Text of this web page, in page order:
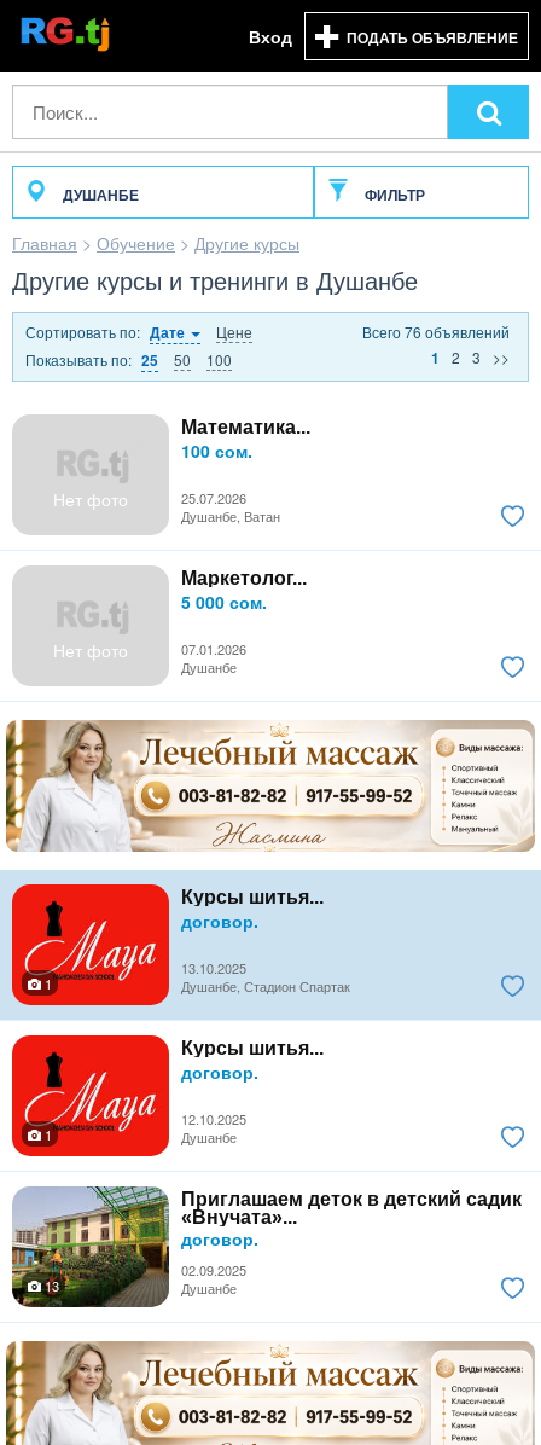
Вход ПОДАТЬ ОБЪЯВЛЕНИЕ
ДУШАНБЕ ФИЛЬТР
Главная > Обучение > Другие курсы
Другие курсы и тренинги в Душанбе
Сортировать по: Дате
Цене
Показывать по: 25 50 100
Всего 76 объявлений
1
2 3 >>
Нет фото
Математика...
100 сом.
25.07.2026
Душанбе, Ватан
Нет фото
Маркетолог...
5 000 сом.
07.01.2026
Душанбе
Курсы шитья...
договор.
13.10.2025
1
Душанбе, Стадион Спартак
Курсы шитья...
договор.
12.10.2025
1
Душанбе
Приглашаем деток в детский садик
«Внучата»...
договор.
02.09.2025
13
Душанбе